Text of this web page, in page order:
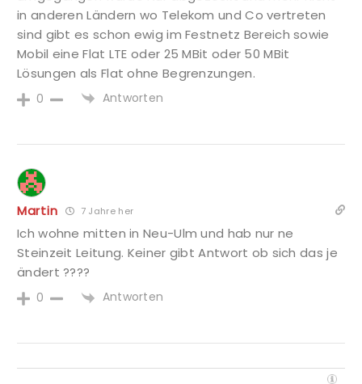
in anderen Ländern wo Telekom und Co vertreten
sind gibt es schon ewig im Festnetz Bereich sowie
Mobil eine Flat LTE oder 25 MBit oder 50 MBit
Lösungen als Flat ohne Begrenzungen.
0 Antworten
Martin 7 Jahre her
Ich wohne mitten in Neu-Ulm und hab nur ne
Steinzeit Leitung. Keiner gibt Antwort ob sich das je
ändert ????
0 Antworten